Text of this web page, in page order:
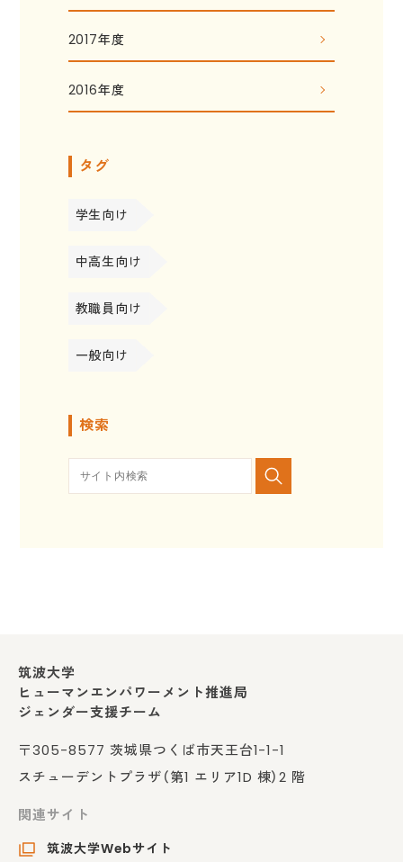
2017年度
2016年度
タグ
学生向け
中高生向け
教職員向け
一般向け
検索
筑波大学
ヒューマンエンパワーメント推進局
ジェンダー支援チーム
〒305-8577 茨城県つくば市天王台1-1-1
スチューデントプラザ（第1 エリア1D 棟）2 階
関連サイト
筑波大学Webサイト